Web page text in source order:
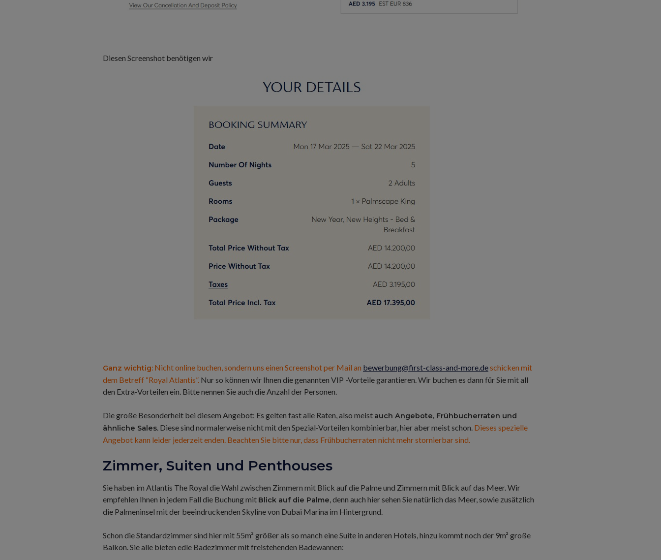
Diesen Screenshot benötigen wir
Ganz wichtig: Nicht online buchen, sondern uns einen Screenshot per Mail an bewerbung@first-class-and-more.deschicken mit
dem Betreff “Royal Atlantis”. Nur so können wir Ihnen die genannten VIP -Vorteile garantieren. Wir buchen es dann für Sie mit all
den Extra-Vorteilen ein. Bitte nennen Sie auch die Anzahl der Personen.
Die große Besonderheit bei diesem Angebot: Es gelten fast alle Raten, also meist auch Angebote, Frühbucherraten und
ähnliche Sales. Diese sind normalerweise nicht mit den Spezial-Vorteilen kombinierbar, hier aber meist schon. Dieses spezielle
Angebot kann leider jederzeit enden. Beachten Sie bitte nur, dass Frühbucherraten nicht mehr stornierbar sind.
Zimmer, Suiten und Penthouses
Sie haben im Atlantis The Royal die Wahl zwischen Zimmern mit Blick auf die Palme und Zimmern mit Blick auf das Meer. Wir
empfehlen Ihnen in jedem Fall die Buchung mit Blick auf die Palme, denn auch hier sehen Sie natürlich das Meer, sowie zusätzlich
die Palmeninsel mit der beeindruckenden Skyline von Dubai Marina im Hintergrund.
Schon die Standardzimmer sind hier mit 55m² größer als so manch eine Suite in anderen Hotels, hinzu kommt noch der 9m² große
Balkon. Sie alle bieten edle Badezimmer mit freistehenden Badewannen: